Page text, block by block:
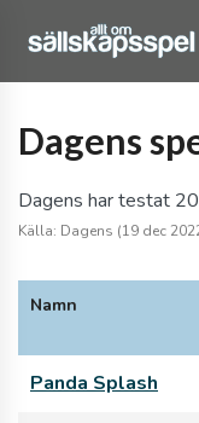
Dagens
Dagens har testat
Källa: Dagens (19 dec
Namn
Panda Splash